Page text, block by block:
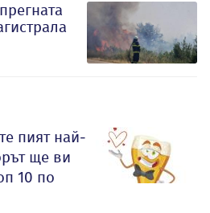
пият най-
ще ви
10 по